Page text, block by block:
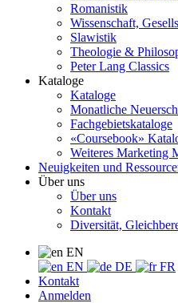
Romanistik
Wissenschaft,
Slawistik
Theologie &
Peter Lang Classics
Kataloge
Kataloge
Monatliche
Fachgebietskataloge
«Coursebook»
Weiteres Marketing
Neuigkeiten und
Über uns
Über uns
Kontakt
Diversität,
EN
EN
DE
FR
Kontakt
Anmelden